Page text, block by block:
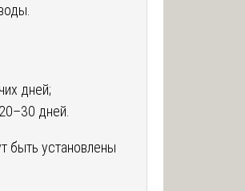
дней;
дней.
быть установлены